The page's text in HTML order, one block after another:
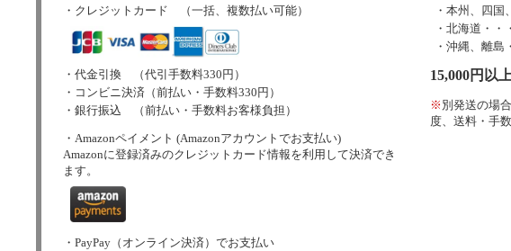
・クレジットカード （一括、複数払い可能）
・代金引換 （代引手数料330円）
・コンビニ決済（前払い・手数料330円）
・銀行振込 （前払い・手数料お客様負担）
・Amazonペイメント (Amazonアカウントでお支払い)
Amazonに登録済みのクレジットカード情報を利用して決済でき
ます。
・PayPay（オンライン決済）でお支払い
・本州、四国
・北海道・・
・沖縄、離島
15,000円以
※ 別発送の場
度、送料・手